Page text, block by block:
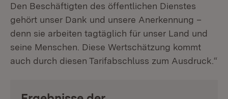
Den Beschäftigten des öffentlichen Dienstes
gehört unser Dank und unsere Anerkennung –
denn sie arbeiten tagtäglich für unser Land und
seine Menschen. Diese Wertschätzung kommt
auch durch diesen Tarifabschluss zum Ausdruck.“